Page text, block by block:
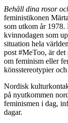
Behåll dina rosor
feministikonen
som utkom år 1978.
kvinnodagen som
situation hela
post #MeToo, är
om feminism eller
könsstereotypier
Nordisk
på nyutkommen
feminismen i dag,
dagar.